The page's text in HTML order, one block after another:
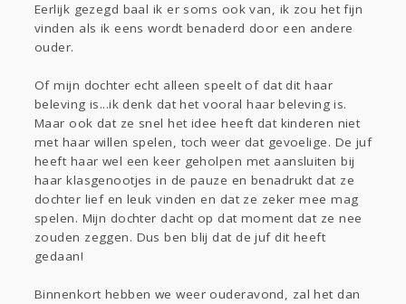
Eerlijk gezegd baal ik er soms ook van, ik zou het fijn
vinden als ik eens wordt benaderd door een andere
ouder.
Of mijn dochter echt alleen speelt of dat dit haar
beleving is...ik denk dat het vooral haar beleving is.
Maar ook dat ze snel het idee heeft dat kinderen niet
met haar willen spelen, toch weer dat gevoelige. De juf
heeft haar wel een keer geholpen met aansluiten bij
haar klasgenootjes in de pauze en benadrukt dat ze
dochter lief en leuk vinden en dat ze zeker mee mag
spelen. Mijn dochter dacht op dat moment dat ze nee
zouden zeggen. Dus ben blij dat de juf dit heeft
gedaan!
Binnenkort hebben we weer ouderavond, zal het dan